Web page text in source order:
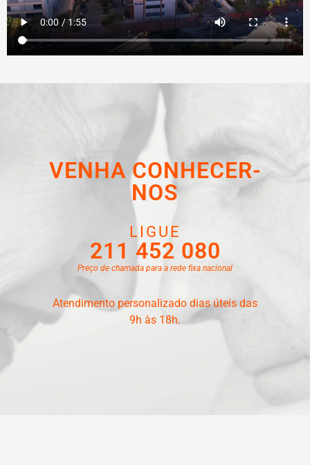
VENHA CONHECER-
NOS
LIGUE
211 452 080
Preço de chamada para a rede fixa nacional
Atendimento personalizado dias úteis das
9h às 18h.